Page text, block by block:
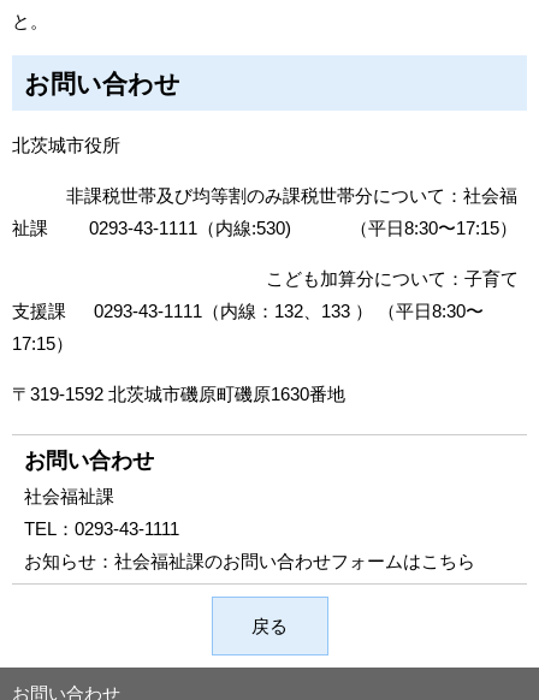
と。
お問い合わせ
北茨城市役所
非課税世帯及び均等割のみ課税世帯分について：社会福
祉課 0293-43-1111（内線:530) （平日8:30〜17:15）
こども加算分について：子育て
支援課 0293-43-1111（内線：132、133 ） （平日8:30〜
17:15）
〒319-1592 北茨城市磯原町磯原1630番地
お問い合わせ
社会福祉課
TEL： 0293-43-1111
お知らせ： 社会福祉課のお問い合わせフォームはこちら
戻る
お問い合わせ